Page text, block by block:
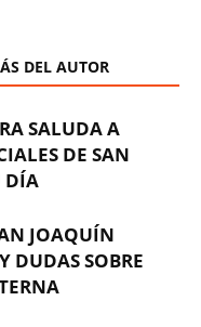
DEL AUTOR
SALUDA A
DE SAN
DÍA
JOAQUÍN
DUDAS SOBRE